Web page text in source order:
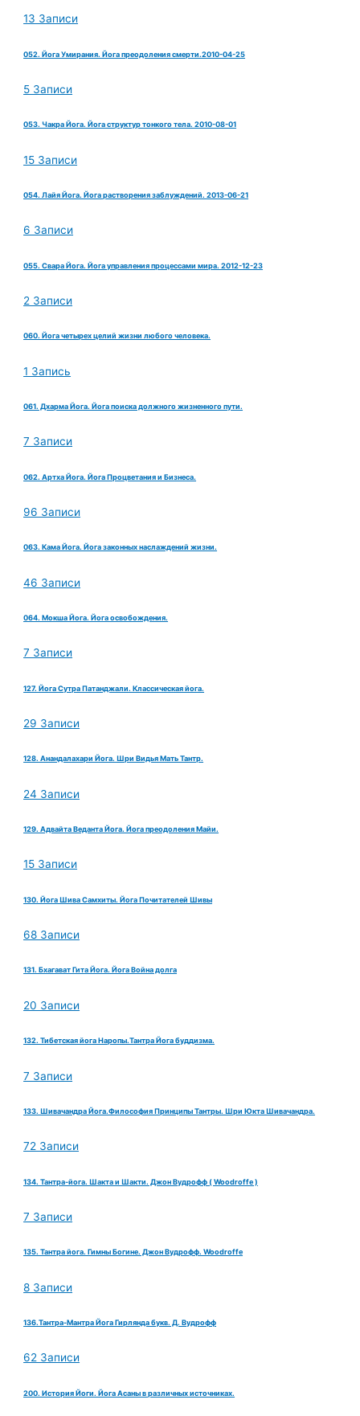
13 Записи
052. Йога Умирания. Йога преодоления смерти.2010-04-25
5 Записи
053. Чакра Йога. Йога структур тонкого тела. 2010-08-01
15 Записи
054. Лайя Йога. Йога растворения заблуждений. 2013-06-21
6 Записи
055. Свара Йога. Йога управления процессами мира. 2012-12-23
2 Записи
060. Йога четырех целий жизни любого человека.
1 Запись
061. Дхарма Йога. Йога поиска должного жизненного пути.
7 Записи
062. Артха Йога. Йога Процветания и Бизнеса.
96 Записи
063. Кама Йога. Йога законных наслаждений жизни.
46 Записи
064. Мокша Йога. Йога освобождения.
7 Записи
127. Йога Сутра Патанджали. Классическая йога.
29 Записи
128. Анандалахари Йога. Шри Видья Мать Тантр.
24 Записи
129. Адвайта Веданта Йога. Йога преодоления Майи.
15 Записи
130. Йога Шива Самхиты. Йога Почитателей Шивы
68 Записи
131. Бхагават Гита Йога. Йога Война долга
20 Записи
132. Тибетская йога Наропы.Тантра Йога буддизма.
7 Записи
133. Шивачандра Йога.Философия Принципы Тантры. Шри Юкта Шивачандра.
72 Записи
134. Тантра-йога. Шакта и Шакти. Джон Вудрофф ( Woodroffe )
7 Записи
135. Тантра йога. Гимны Богине. Джон Вудрофф. Woodroffe
8 Записи
136.Тантра-Мантра Йога Гирлянда букв. Д. Вудрофф
62 Записи
200. История Йоги. Йога Асаны в различных источниках.